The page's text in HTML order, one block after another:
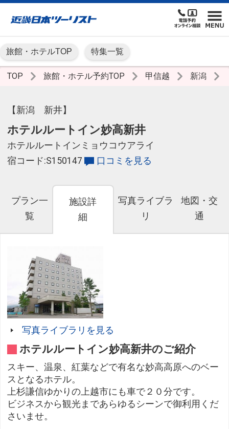
旅館・ホテルTOP 特集一覧
TOP 旅館・ホテル予約TOP 甲信越 新潟
【新潟 新井】
ホテルルートイン妙高新井
ホテルルートインミョウコウアライ
宿コード:S150147
口コミを見る
プラン一
覧
施設詳
細
写真ライブラ
リ
地図・交
通
写真ライブラリを見る
ホテルルートイン妙高新井のご紹介
スキー、温泉、紅葉などで有名な妙高高原へのベー
スとなるホテル。
上杉謙信ゆかりの上越市にも車で２０分です。
ビジネスから観光まであらゆるシーンで御利用くだ
さいませ。